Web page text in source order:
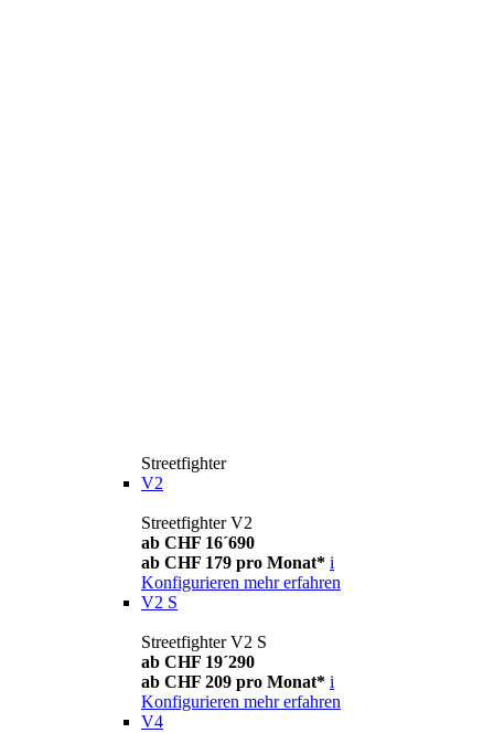
Streetfighter
V2
Streetfighter V2
ab CHF 16´690
ab CHF 179 pro Monat* i
Konfigurieren mehr erfahren
V2 S
Streetfighter V2 S
ab CHF 19´290
ab CHF 209 pro Monat* i
Konfigurieren mehr erfahren
V4